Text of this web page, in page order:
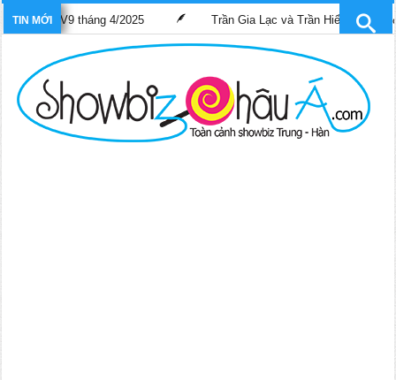
TIN MỚItháng 4/2025 Trần Gia Lạc và Trần Hiểu Hoa lần đầu